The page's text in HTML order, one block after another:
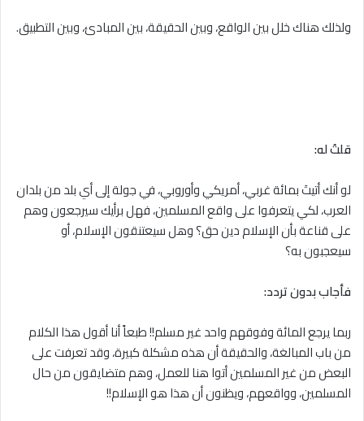
ولذلك هناك خلل بين الواقع، وبين الحقيقة، بين المبادئ، وبين التطبيق.
قلتُ له:
لو أنك أتيتَ بمائة غربي، أمريكي وأوروبي، في جولة إلى أي بلد من بلدان
العرب، لكي يتعرفوا على واقع المسلمين، فهل برأيك سيرجعون وهم
على قناعة بأن الإسلام دين حق؟ وهل سيعتنقون الإسلام، أو
سيعجبون به؟
فأجاب بدون تردد:
ربما يرجع المائة وفوقهم واحد غير مسلم!! طبعاً أنا أقول هذا الكلام
من باب المبالغة، والحقيقة أن هذه مشكلة كبيرة، وقد تعرفت على
البعض من غير المسلمين أتوا هنا للعمل، وهم متضايقون من حال
المسلمين، وواقعهم، ويظنون أن هذا هو الإسلام!!